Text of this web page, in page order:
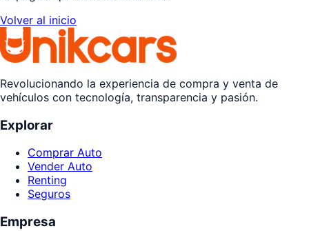
Volver al inicio
Revolucionando la experiencia de compra y venta de
vehículos con tecnología, transparencia y pasión.
Explorar
Comprar Auto
Vender Auto
Renting
Seguros
Empresa